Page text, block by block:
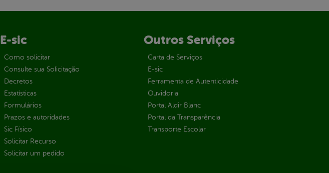
E-sic
Como solicitar
Consulte sua Solicitação
Decretos
Estatísticas
Formulários
Prazos e autoridades
Sic Físico
Solicitar Recurso
Solicitar um pedido
Outros Serviços
Carta de Serviços
E-sic
Ferramenta de Autenticidade
Ouvidoria
Portal Aldir Blanc
Portal da Transparência
Transporte Escolar